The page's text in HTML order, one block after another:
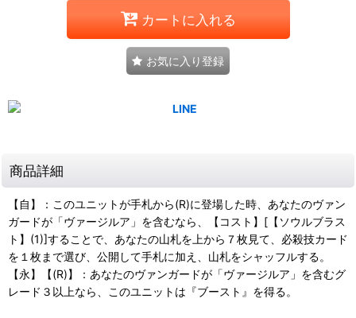
カートに入れる
お気に入り登録
商品詳細
【自】：このユニットが手札から(R)に登場した時、あなたのヴァン
ガードが「ヴァージルア」を含むなら、【コスト】[【ソウルブラス
ト】(1)]することで、あなたの山札を上から７枚見て、必殺技カード
を１枚まで選び、公開して手札に加え、山札をシャッフルする。
【永】【(R)】：あなたのヴァンガードが「ヴァージルア」を含むグ
レード３以上なら、このユニットは『ブースト』を得る。